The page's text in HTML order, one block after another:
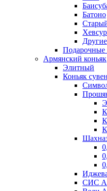
Батоно
Другие
Подарочные
Армянский коньяк
Элитный
Коньяк
СИС